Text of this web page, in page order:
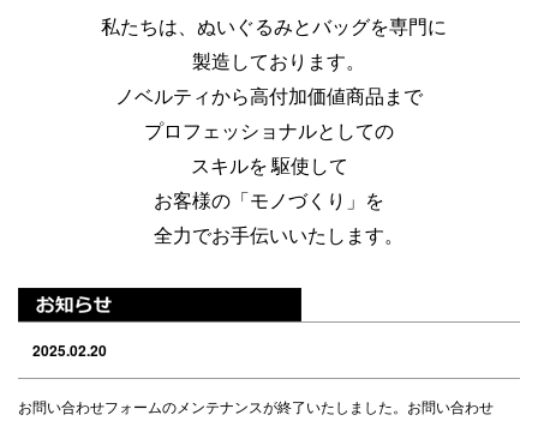
私たちは、ぬいぐるみとバッグを専門に
製造しております。
ノベルティから高付加価値商品まで
プロフェッショナルとしての
スキルを駆使して
お客様の「モノづくり」を
全力でお手伝いいたします。
2025.02.20
お問い合わせフォームのメンテナンスが終了いたしました。お問い合わせ